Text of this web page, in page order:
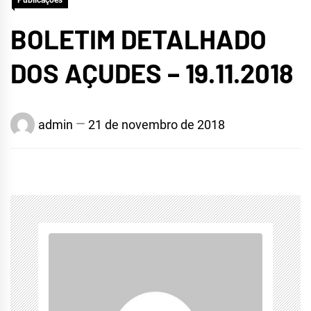
BOLETIM DETALHADO
DOS AÇUDES – 19.11.2018
admin 21 de novembro de 2018